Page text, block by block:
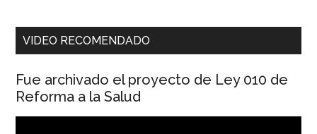
VIDEO RECOMENDADO
Fue archivado el proyecto de Ley 010 de
Reforma a la Salud